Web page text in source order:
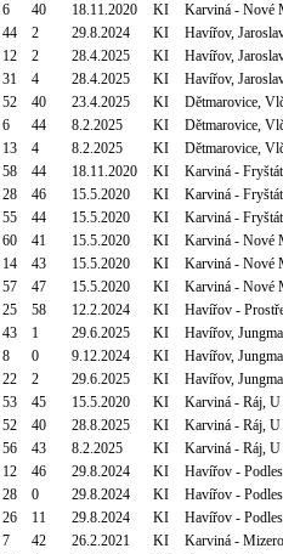
6 40 18.11.2020 KI
Karviná - Nové
44 2 29.8.2024 KI
Havířov,
12 2 28.4.2025 KI
Havířov,
31 4 28.4.2025 KI
Havířov,
52 40 23.4.2025 KI
Dětmarovice,
6 44 8.2.2025 KI
Dětmarovice,
13 4 8.2.2025 KI
Dětmarovice,
58 44 18.11.2020 KI
Karviná -
28 46 15.5.2020 KI
Karviná -
55 44 15.5.2020 KI
Karviná -
60 41 15.5.2020 KI
Karviná - Nové
14 43 15.5.2020 KI
Karviná - Nové
57 47 15.5.2020 KI
Karviná - Nové
25 58 12.2.2024 KI
Havířov -
43 1 29.6.2025 KI
Havířov,
8 0 9.12.2024 KI
Havířov,
22 2 29.6.2025 KI
Havířov,
53 45 15.5.2020 KI
Karviná - Ráj, U
52 40 28.8.2025 KI
Karviná - Ráj, U
56 43 8.2.2025 KI
Karviná - Ráj, U
12 46 29.8.2024 KI
Havířov -
28 0 29.8.2024 KI
Havířov -
26 11 29.8.2024 KI
Havířov -
7 42 26.2.2021 KI
Karviná -